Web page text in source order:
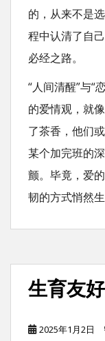
的，从来不是
程中认清了自
必经之路。
“人间清醒”与“
的爱情观，就
了茶香，他们
某个加完班的
颤。毕竟，爱
韧的方式悄然生
生育友
2025年1月2日